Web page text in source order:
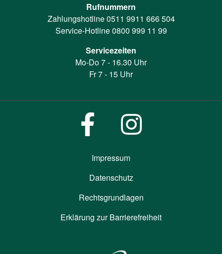
Rufnummern
Zahlungshotline0511 9911 666 504
Service-Hotline0800 999 11 99
Servicezeiten
Mo-Do 7 - 16.30 Uhr
Fr 7 - 15 Uhr
Impressum
Datenschutz
Rechtsgrundlagen
Erklärung zur Barrierefreiheit